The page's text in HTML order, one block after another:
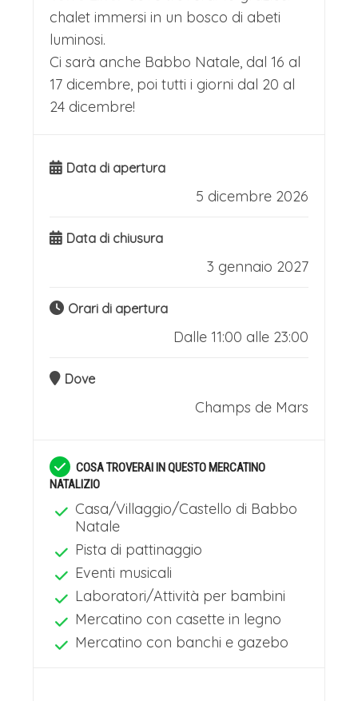
chalet immersi in un bosco di abeti
luminosi.
Ci sarà anche Babbo Natale, dal 16 al
17 dicembre, poi tutti i giorni dal 20 al
24 dicembre!
Data di apertura
5 dicembre 2026
Data di chiusura
3 gennaio 2027
Orari di apertura
Dalle 11:00 alle 23:00
Dove
Champs de Mars
COSA TROVERAI IN QUESTO MERCATINO
NATALIZIO
Casa/Villaggio/Castello di Babbo
Natale
Pista di pattinaggio
Eventi musicali
Laboratori/Attività per bambini
Mercatino con casette in legno
Mercatino con banchi e gazebo